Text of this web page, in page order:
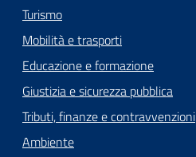
Turismo
Mobilità e trasporti
Educazione e formazione
Giustizia e sicurezza pubblica
Tributi, finanze e contravvenzioni
Ambiente